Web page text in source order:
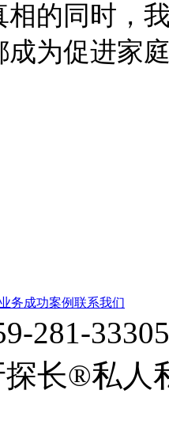
相的同时，
为促进家
务成功案例联系我们
281-
探长®私人